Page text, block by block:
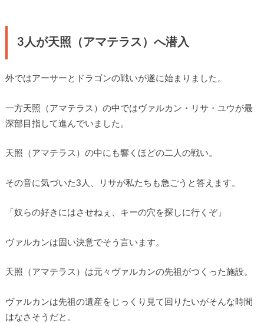
3人が天照（アマテラス）へ潜入
外ではアーサーとドラゴンの戦いが遂に始まりました。
一方天照（アマテラス）の中ではヴァルカン・リサ・ユウが最
深部目指して進んでいました。
天照（アマテラス）の中にも響くほどの二人の戦い。
その音に気づいた3人、リサが私たちも急ごうと答えます。
「奴らの好きにはさせねぇ、キーの穴を探しに行くぞ」
ヴァルカンは固い決意でそう言います。
天照（アマテラス）は元々ヴァルカンの先祖がつくった施設。
ヴァルカンは先祖の遺産をじっくり見て回りたいがそんな時間
はなさそうだと。